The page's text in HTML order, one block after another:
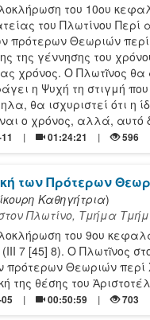
του 10ου
του Πλωτίνου Περί
πρότερων Θεωριών
της γέννησης του
χρόνος. Ο Πλωτῖνος θα
η Ψυχή τη στιγμή
θα ισχυριστεί ότι η
ο χρόνος, αλλά, αυτό
01:24:21 596
των Πρότερων
Καθηγήτρια)
Πλωτίνο, Τμήμα
του 9ου
7 [45] 8). Ο Πλωτῖνος
πρότερων Θεωριών
της θέσης του
00:50:59 703